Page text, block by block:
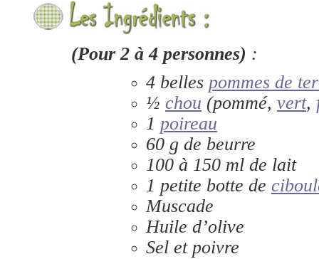
(Pour 2 à 4 personnes) :
4 belles pommes de
½ chou (pommé, vert,
1 poireau
60 g de beurre
100 à 150 ml de lait
1 petite botte de
Muscade
Huile d’olive
Sel et poivre